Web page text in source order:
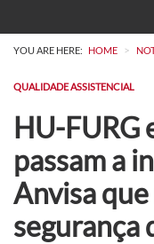
YOU ARE HERE: HOME >
QUALIDADE ASSISTENCIAL
HU-FURG
passam a
Anvisa
segurança